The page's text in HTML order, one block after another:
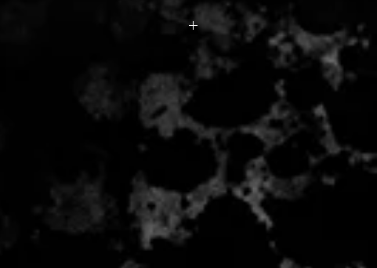
1 - 2 zile lucratoare, din momentul
de catre Seller.